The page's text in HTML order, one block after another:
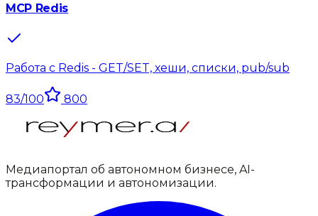
MCP Redis
Работа с Redis - GET/SET, хеши, списки, pub/sub
83/100 800
Медиапортал об автономном бизнесе, AI-
трансформации и автономизации.